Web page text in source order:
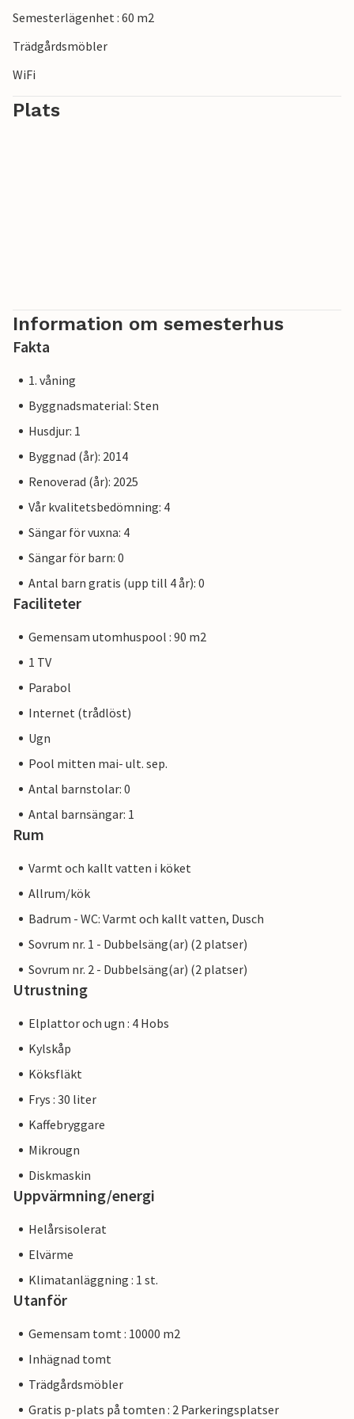
Semesterlägenhet : 60 m2
Trädgårdsmöbler
WiFi
Plats
Information om semesterhus
Fakta
1. våning
Byggnadsmaterial: Sten
Husdjur: 1
Byggnad (år): 2014
Renoverad (år): 2025
Vår kvalitetsbedömning: 4
Sängar för vuxna: 4
Sängar för barn: 0
Antal barn gratis (upp till 4 år): 0
Faciliteter
Gemensam utomhuspool : 90 m2
1 TV
Parabol
Internet (trådlöst)
Ugn
Pool mitten mai- ult. sep.
Antal barnstolar: 0
Antal barnsängar: 1
Rum
Varmt och kallt vatten i köket
Allrum/kök
Badrum - WC: Varmt och kallt vatten, Dusch
Sovrum nr. 1 - Dubbelsäng(ar) (2 platser)
Sovrum nr. 2 - Dubbelsäng(ar) (2 platser)
Utrustning
Elplattor och ugn : 4 Hobs
Kylskåp
Köksfläkt
Frys : 30 liter
Kaffebryggare
Mikrougn
Diskmaskin
Uppvärmning/energi
Helårsisolerat
Elvärme
Klimatanläggning : 1 st.
Utanför
Gemensam tomt : 10000 m2
Inhägnad tomt
Trädgårdsmöbler
Gratis p-plats på tomten : 2 Parkeringsplatser